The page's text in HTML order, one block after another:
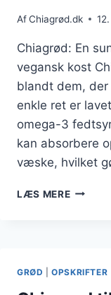
AfChiagrød.dk
Chiagrød: En
vegansk kost
blandt dem, der
enkle ret er
omega-3
kan absorbere
væske, hvilket
LÆS MERE
GRØD |OPSKRIFTER